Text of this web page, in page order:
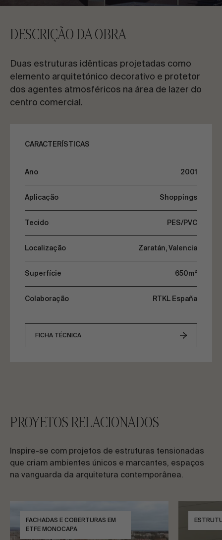
CONTACTE-NOS
Assessoria e Consultoria
DESCRIÇÃO DA OBRA
Duas estruturas idênticas projetadas como
elemento arquitetónico decorativo e protetor
dos agentes atmosféricos na área de lazer do
centro comercial.
CARACTERÍSTICAS
Ano 2001
Aplicação Shoppings
Tecido PES/PVC
Localização Zaratán, Valencia
Superfície 650m²
Colaboração RTKL España
FICHA TÉCNICA
PROYETOS RELACIONADOS
Inspire-se com projetos de estruturas tensionadas
que criam ambientes únicos e marcantes, espaços
na vanguarda da arquitetura contemporânea.
FACHADAS E COBERTURAS EM
ETFE MONOCAPA